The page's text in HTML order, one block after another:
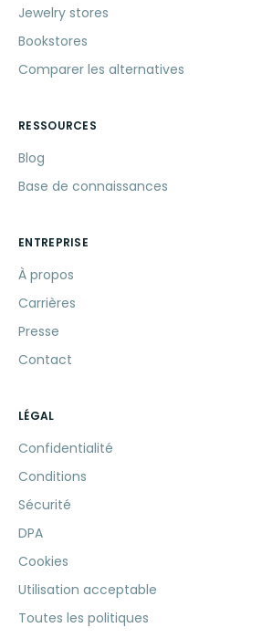
Jewelry stores
Bookstores
Comparer les alternatives
RESSOURCES
Blog
Base de connaissances
ENTREPRISE
À propos
Carrières
Presse
Contact
LÉGAL
Confidentialité
Conditions
Sécurité
DPA
Cookies
Utilisation acceptable
Toutes les politiques